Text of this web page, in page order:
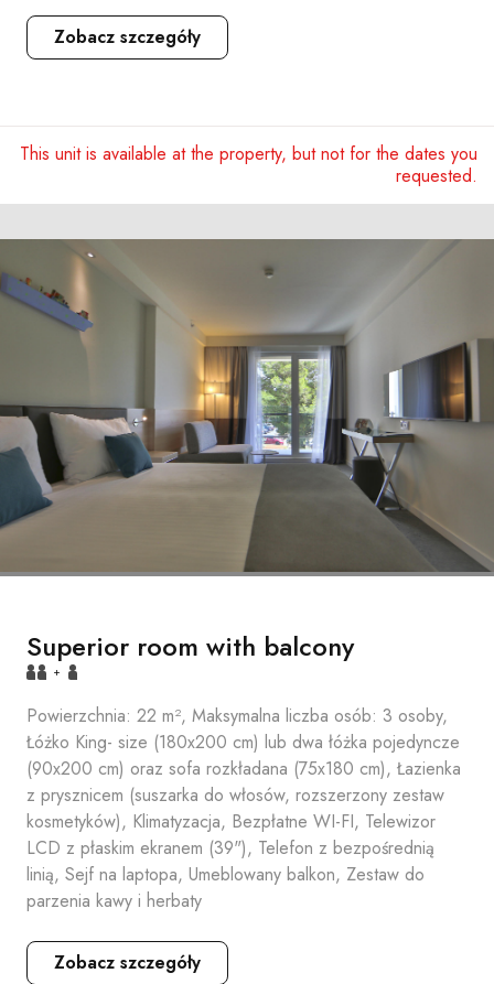
Zobacz szczegóły
This unit is available at the property, but not for the dates you
requested.
Superior room with balcony
+
Powierzchnia: 22 m², Maksymalna liczba osób: 3 osoby,
Łóżko King- size (180x200 cm) lub dwa łóżka pojedyncze
(90x200 cm) oraz sofa rozkładana (75x180 cm), Łazienka
z prysznicem (suszarka do włosów, rozszerzony zestaw
kosmetyków), Klimatyzacja, Bezpłatne WI-FI, Telewizor
LCD z płaskim ekranem (39"), Telefon z bezpośrednią
linią, Sejf na laptopa, Umeblowany balkon, Zestaw do
parzenia kawy i herbaty
Zobacz szczegóły